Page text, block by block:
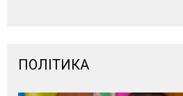
ПОЛІТИКА